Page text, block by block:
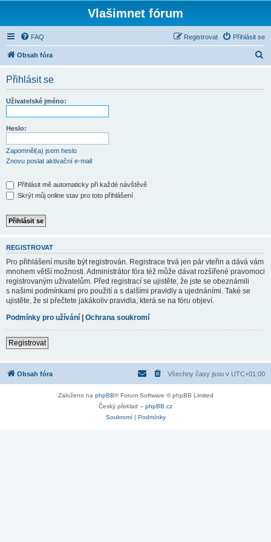
Vlašimnet fórum
FAQ Přihlásit se
Registrovat
Obsah fóra
Přihlásit se
Uživatelské jméno:
Heslo:
Zapomněl(a) jsem heslo
Znovu poslat aktivační e-mail
Přihlásit mě automaticky při každé návštěvě
Skrýt můj online stav pro toto přihlášení
REGISTROVAT
Pro přihlášení musíte být registrován. Registrace trvá jen pár vteřin a dává vám
mnohem větší možnosti. Administrátor fóra též může dávat rozšířené pravomoci
registrovaným uživatelům. Před registrací se ujistěte, že jste se obeznámili
s našimi podmínkami pro použití a s dalšími pravidly a ujednáními. Také se
ujistěte, že si přečtete jakákoliv pravidla, která se na fóru objeví.
Podmínky pro užívání | Ochrana soukromí
Registrovat
Obsah fóra Všechny časy jsou v UTC+01:00
Založeno na phpBB® Forum Software © phpBB Limited
Český překlad – phpBB.cz
Soukromí| Podmínky